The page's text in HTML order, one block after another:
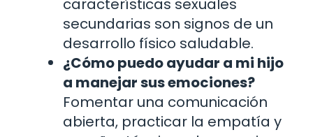
secundarias son signos de un
desarrollo físico saludable.
¿Cómo puedo ayudar a mi hijo
a manejar sus emociones?
Fomentar una comunicación
abierta, practicar la empatía y